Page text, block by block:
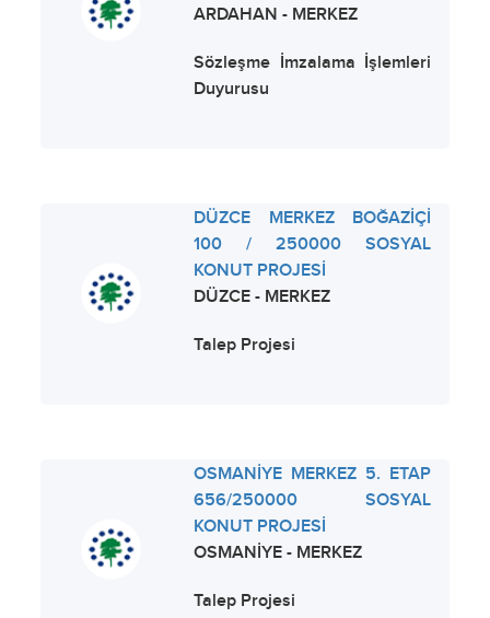
ARDAHAN - MERKEZ
Sözleşme İmzalama İşlemleri
Duyurusu
DÜZCE MERKEZ BOĞAZİÇİ
100 / 250000 SOSYAL
KONUT PROJESİ
DÜZCE - MERKEZ
Talep Projesi
OSMANİYE MERKEZ 5. ETAP
656/250000 SOSYAL
KONUT PROJESİ
OSMANİYE - MERKEZ
Talep Projesi